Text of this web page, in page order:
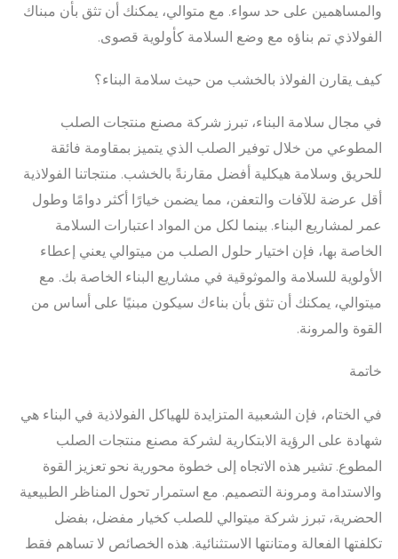
والمساهمين على حد سواء. مع متوالي، يمكنك أن تثق بأن مبناك
الفولاذي تم بناؤه مع وضع السلامة كأولوية قصوى.
كيف يقارن الفولاذ بالخشب من حيث سلامة البناء؟
في مجال سلامة البناء، تبرز شركة مصنع منتجات الصلب
المطوعي من خلال توفير الصلب الذي يتميز بمقاومة فائقة
للحريق وسلامة هيكلية أفضل مقارنةً بالخشب. منتجاتنا الفولاذية
أقل عرضة للآفات والتعفن، مما يضمن خيارًا أكثر دوامًا وطول
عمر لمشاريع البناء. بينما لكل من المواد اعتبارات السلامة
الخاصة بها، فإن اختيار حلول الصلب من ميتوالي يعني إعطاء
الأولوية للسلامة والموثوقية في مشاريع البناء الخاصة بك. مع
ميتوالي، يمكنك أن تثق بأن بناءك سيكون مبنيًا على أساس من
القوة والمرونة.
خاتمة
في الختام، فإن الشعبية المتزايدة للهياكل الفولاذية في البناء هي
شهادة على الرؤية الابتكارية لشركة مصنع منتجات الصلب
المطوع. تشير هذه الاتجاه إلى خطوة محورية نحو تعزيز القوة
والاستدامة ومرونة التصميم. مع استمرار تحول المناظر الطبيعية
الحضرية، تبرز شركة ميتوالي للصلب كخيار مفضل، بفضل
تكلفتها الفعالة ومتانتها الاستثنائية. هذه الخصائص لا تساهم فقط